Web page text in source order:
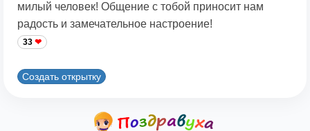
милый человек! Общение с тобой приносит нам
радость и замечательное настроение!
33
Создать открытку